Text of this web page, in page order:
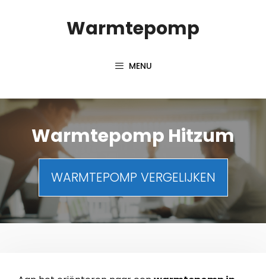
Warmtepomp
MENU
Warmtepomp Hitzum
WARMTEPOMP VERGELIJKEN